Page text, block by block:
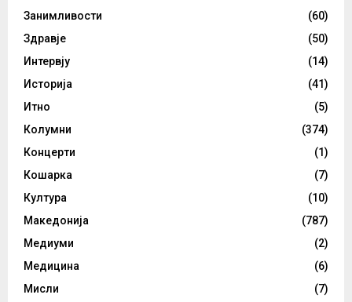
Занимливости
(60)
Здравје
(50)
Интервју
(14)
Историја
(41)
Итно
(5)
Колумни
(374)
Концерти
(1)
Кошарка
(7)
Култура
(10)
Македонија
(787)
Медиуми
(2)
Медицина
(6)
Мисли
(7)